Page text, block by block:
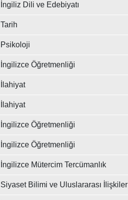
İngiliz Dili ve Edebiyatı
Tarih
Psikoloji
İngilizce Öğretmenliği
İlahiyat
İlahiyat
İngilizce Öğretmenliği
İngilizce Öğretmenliği
İngilizce Mütercim Tercümanlık
Siyaset Bilimi ve Uluslararası İlişkiler